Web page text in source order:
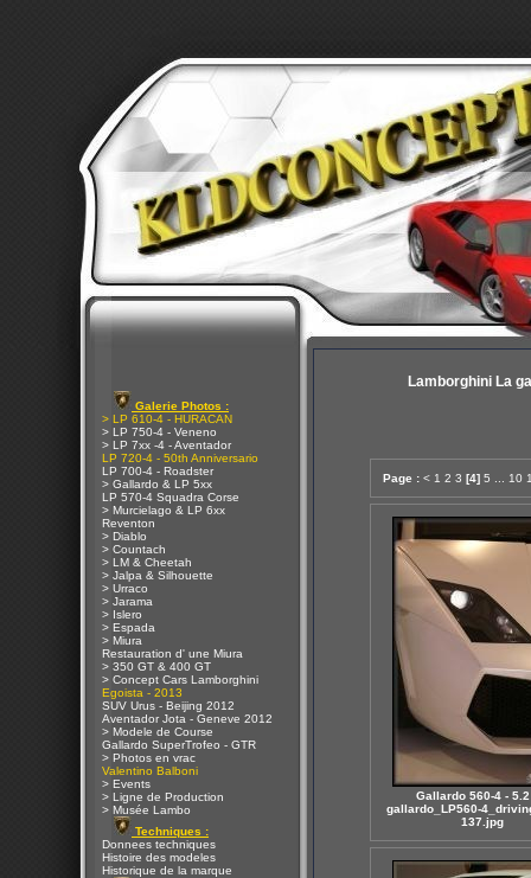
Galerie Photos :
> LP 610-4 - HURACAN
> LP 750-4 - Veneno
> LP 7xx -4 - Aventador
LP 720-4 - 50th Anniversario
LP 700-4 - Roadster
> Gallardo & LP 5xx
LP 570-4 Squadra Corse
> Murcielago & LP 6xx
Reventon
> Diablo
> Countach
> LM & Cheetah
> Jalpa & Silhouette
> Urraco
> Jarama
> Islero
> Espada
> Miura
Restauration d' une Miura
> 350 GT & 400 GT
> Concept Cars Lamborghini
Egoista - 2013
SUV Urus - Beijing 2012
Aventador Jota - Geneve 2012
> Modele de Course
Gallardo SuperTrofeo - GTR
> Photos en vrac
Valentino Balboni
> Events
> Ligne de Production
> Musée Lambo
Techniques :
Donnees techniques
Histoire des modeles
Historique de la marque
Lamborghini La
Page : < 1 2 3 [4] 5 10
Gallardo 560-4 -
gallardo_LP560-
137.jpg